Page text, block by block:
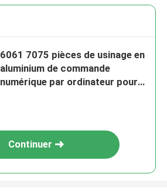
6061 7075 pièces de usinage en
aluminium de commande
numérique par ordinateur pour
Continuer